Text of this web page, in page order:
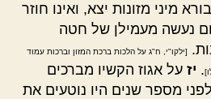
מיני מזונות יצא, ואינו חוזר
נעשה מעמילן של חטה
[ילקו"י, ח"ג על הלכות ברכת המזון וברכות עמוד
. יז על אגוז הקשיו מברכים
מספר שנים היו נוטעים את